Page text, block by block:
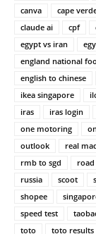
canva
cape
claude ai
cpf
egypt vs iran
england national
english to chinese
ikea singapore
iras
iras login
one motoring
outlook
real
rmb to sgd
russia
scoot
shopee
speed test
toto
toto results